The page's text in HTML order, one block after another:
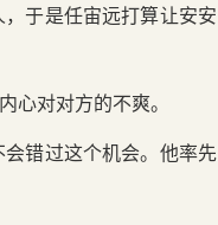
于是任宙远打算让安安
心对对方的不爽。
错过这个机会。他率先